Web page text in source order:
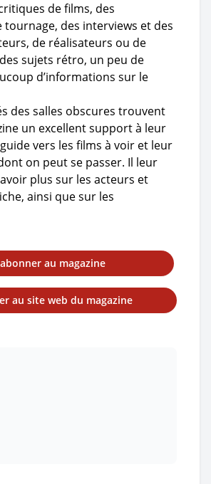
de films, des
tournage, des interviews et des
de réalisateurs ou de
sujets rétro, un peu de
d’informations sur le
des salles obscures trouvent
un excellent support à leur
vers les films à voir et leur
on peut se passer. Il leur
plus sur les acteurs et
ainsi que sur les
au magazine
au site web du magazine